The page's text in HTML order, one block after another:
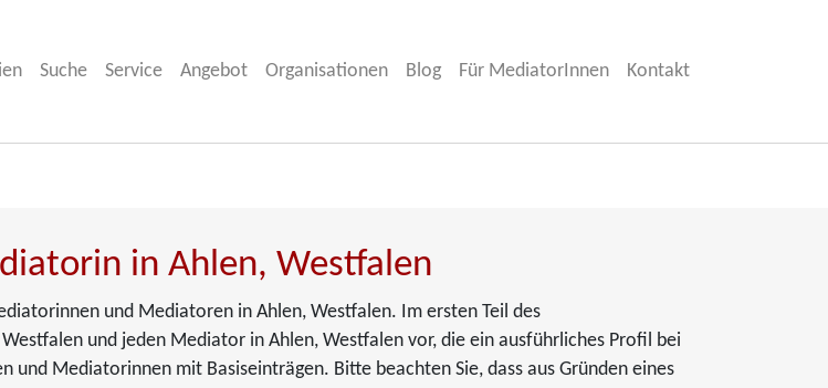
Suche Service Angebot Organisationen Blog Für MediatorInnen Kontakt
in Ahlen, Westfalen
und Mediatoren in Ahlen, Westfalen. Im ersten Teil des
und jeden Mediator in Ahlen, Westfalen vor, die ein ausführliches Profil bei
Mediatorinnen mit Basiseinträgen. Bitte beachten Sie, dass aus Gründen eines